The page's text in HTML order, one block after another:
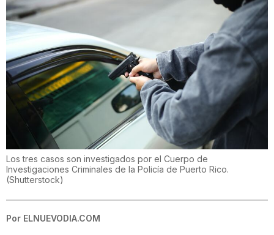
Los tres casos son investigados por el Cuerpo de
Investigaciones Criminales de la Policía de Puerto Rico.
(Shutterstock)
Por ELNUEVODIA.COM